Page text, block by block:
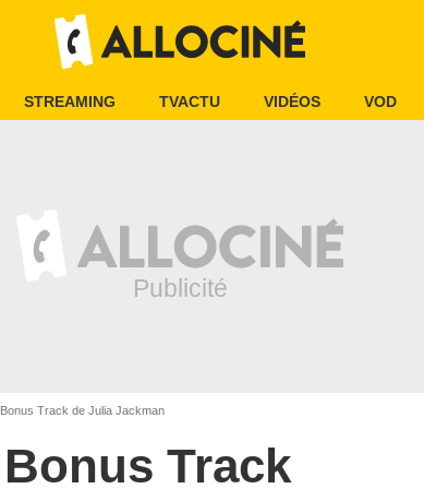
STREAMING TVACTU VIDÉOS VOD
Bonus Track de Julia Jackman
Bonus Track